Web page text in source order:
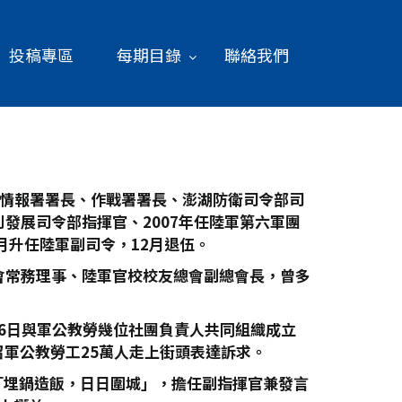
投稿專區 每期目錄 聯絡我們
報署署長、作戰署署長、澎湖防衛司令部司
展司令部指揮官、2007年任陸軍第六軍團
任陸軍副司令，12月退伍。
務理事、陸軍官校校友總會副總會長，曾多
與軍公教勞幾位社團負責人共同組織成立
公教勞工25萬人走上街頭表達訴求。
鍋造飯，日日圍城」，擔任副指揮官兼發言